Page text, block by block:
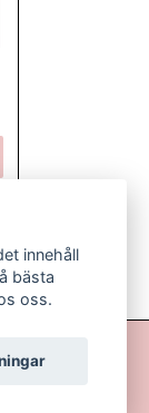
innehåll
bästa
oss.